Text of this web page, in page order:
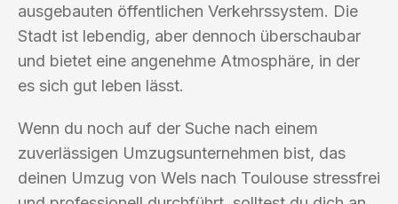
ausgebauten öffentlichen Verkehrssystem. Die
Stadt ist lebendig, aber dennoch überschaubar
und bietet eine angenehme Atmosphäre, in der
es sich gut leben lässt.
Wenn du noch auf der Suche nach einem
zuverlässigen Umzugsunternehmen bist, das
deinen Umzug von Wels nach Toulouse stressfrei